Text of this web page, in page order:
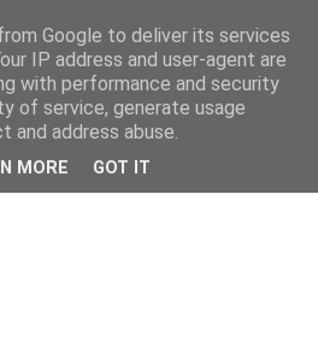
Google to deliver its services
IP address and user-agent are
with performance and security
of service, generate usage
address abuse.
MORE GOT IT